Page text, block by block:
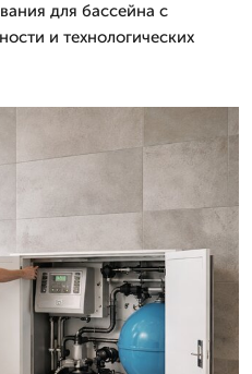
для бассейна с
и технологических